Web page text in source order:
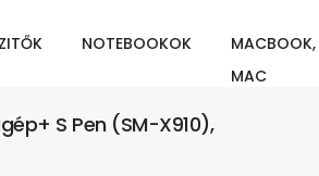
NOTEBOOKOK
MACBOOK,
MAC
S Pen (SM-X910),